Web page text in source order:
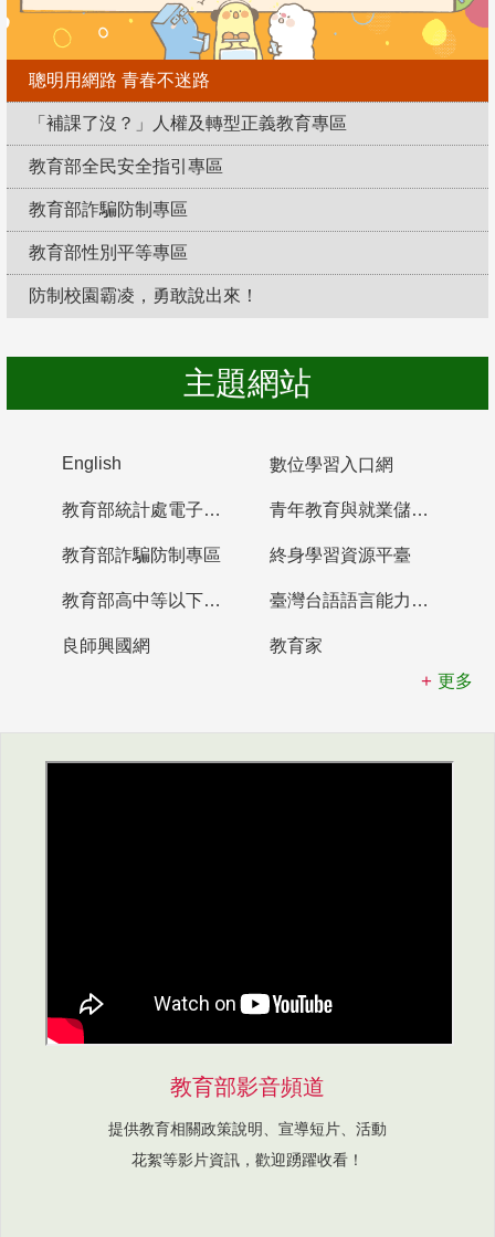
聰明用網路 青春不迷路
「補課了沒？」人權及轉型正義教育專區
教育部全民安全指引專區
教育部詐騙防制專區
教育部性別平等專區
防制校園霸凌，勇敢說出來！
主題網站
English 數位學習入口網
教育部統計處電子書櫃 青年教育與就業儲蓄帳戶
教育部詐騙防制專區 終身學習資源平臺
教育部高中等以下學校及幼兒園教師資格檢定考試 臺灣台語語言能力認證網站
良師興國網
教育家
更多
教育部影音頻道
提供教育相關政策說明、宣導短片、活動
花絮等影片資訊，歡迎踴躍收看！